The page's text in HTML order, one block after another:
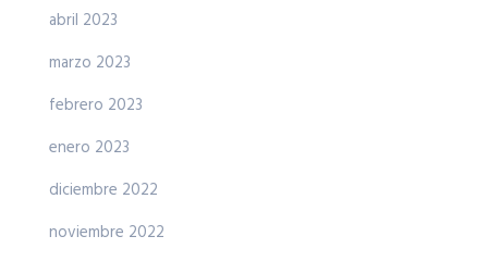
abril 2023
marzo 2023
febrero 2023
enero 2023
diciembre 2022
noviembre 2022